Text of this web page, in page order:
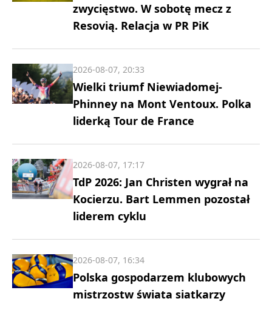
zwycięstwo. W sobotę mecz z
Resovią. Relacja w PR PiK
Wielki triumf Niewiadomej-
Phinney na Mont Ventoux. Polka
liderką Tour de France
2026-08-07, 20:33
TdP 2026: Jan Christen wygrał na
Kocierzu. Bart Lemmen pozostał
liderem cyklu
2026-08-07, 17:17
Polska gospodarzem klubowych
mistrzostw świata siatkarzy
2026-08-07, 16:34